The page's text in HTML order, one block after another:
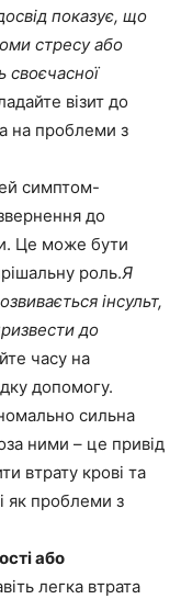
показує, що
стресу або
своєчасної
візит до
на проблеми з
симптом-
до
Це може бути
роль.Я
інсульт,
до
часу на
допомогу.
сильна
ними – це привід
втрату крові та
як проблеми з
або
легка втрата